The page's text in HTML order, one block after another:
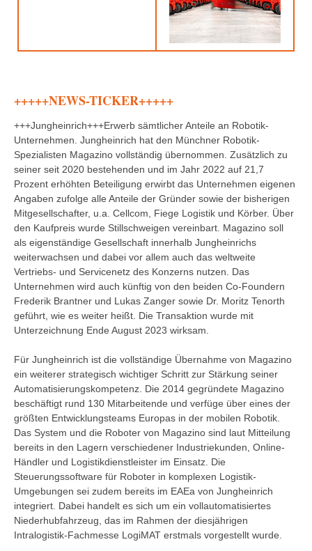
+++++NEWS-TICKER+++++
+++Jungheinrich+++Erwerb sämtlicher Anteile an Robotik-
Unternehmen. Jungheinrich hat den Münchner Robotik-
Spezialisten Magazino vollständig übernommen. Zusätzlich zu
seiner seit 2020 bestehenden und im Jahr 2022 auf 21,7
Prozent erhöhten Beteiligung erwirbt das Unternehmen eigenen
Angaben zufolge alle Anteile der Gründer sowie der bisherigen
Mitgesellschafter, u.a. Cellcom, Fiege Logistik und Körber. Über
den Kaufpreis wurde Stillschweigen vereinbart. Magazino soll
als eigenständige Gesellschaft innerhalb Jungheinrichs
weiterwachsen und dabei vor allem auch das weltweite
Vertriebs- und Servicenetz des Konzerns nutzen. Das
Unternehmen wird auch künftig von den beiden Co-Foundern
Frederik Brantner und Lukas Zanger sowie Dr. Moritz Tenorth
geführt, wie es weiter heißt. Die Transaktion wurde mit
Unterzeichnung Ende August 2023 wirksam.
Für Jungheinrich ist die vollständige Übernahme von Magazino
ein weiterer strategisch wichtiger Schritt zur Stärkung seiner
Automatisierungskompetenz. Die 2014 gegründete Magazino
beschäftigt rund 130 Mitarbeitende und verfüge über eines der
größten Entwicklungsteams Europas in der mobilen Robotik.
Das System und die Roboter von Magazino sind laut Mitteilung
bereits in den Lagern verschiedener Industriekunden, Online-
Händler und Logistikdienstleister im Einsatz. Die
Steuerungssoftware für Roboter in komplexen Logistik-
Umgebungen sei zudem bereits im EAEa von Jungheinrich
integriert. Dabei handelt es sich um ein vollautomatisiertes
Niederhubfahrzeug, das im Rahmen der diesjährigen
Intralogistik-Fachmesse LogiMAT erstmals vorgestellt wurde.